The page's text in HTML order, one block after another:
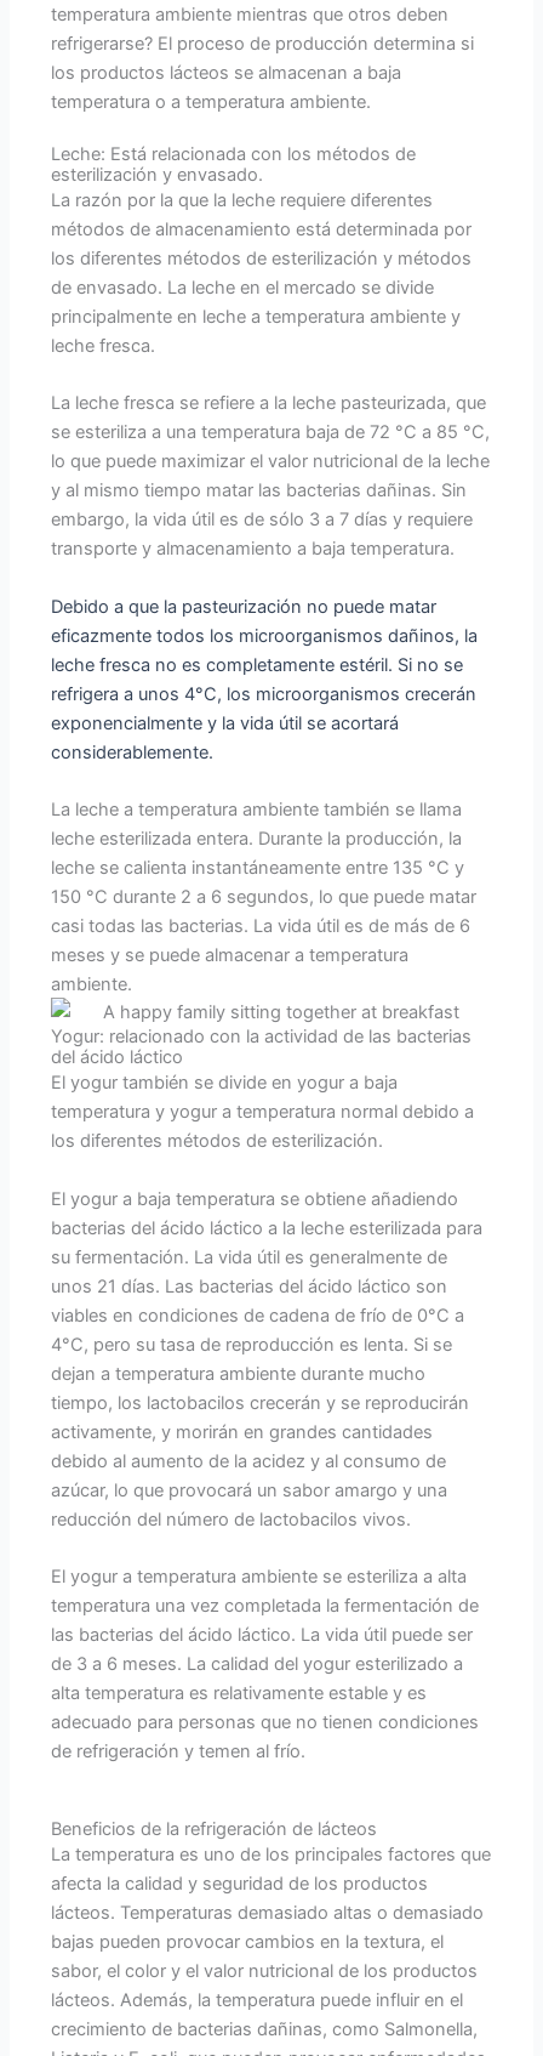
temperatura ambiente mientras que otros deben
refrigerarse? El proceso de producción determina si
los productos lácteos se almacenan a baja
temperatura o a temperatura ambiente.
Leche: Está relacionada con los métodos de
esterilización y envasado.
La razón por la que la leche requiere diferentes
métodos de almacenamiento está determinada por
los diferentes métodos de esterilización y métodos
de envasado. La leche en el mercado se divide
principalmente en leche a temperatura ambiente y
leche fresca.
La leche fresca se refiere a la leche pasteurizada, que
se esteriliza a una temperatura baja de 72 °C a 85 °C,
lo que puede maximizar el valor nutricional de la leche
y al mismo tiempo matar las bacterias dañinas. Sin
embargo, la vida útil es de sólo 3 a 7 días y requiere
transporte y almacenamiento a baja temperatura.
Debido a que la pasteurización no puede matar
eficazmente todos los microorganismos dañinos, la
leche fresca no es completamente estéril. Si no se
refrigera a unos 4°C, los microorganismos crecerán
exponencialmente y la vida útil se acortará
considerablemente.
La leche a temperatura ambiente también se llama
leche esterilizada entera. Durante la producción, la
leche se calienta instantáneamente entre 135 °C y
150 °C durante 2 a 6 segundos, lo que puede matar
casi todas las bacterias. La vida útil es de más de 6
meses y se puede almacenar a temperatura
ambiente.
Yogur: relacionado con la actividad de las bacterias
del ácido láctico
El yogur también se divide en yogur a baja
temperatura y yogur a temperatura normal debido a
los diferentes métodos de esterilización.
El yogur a baja temperatura se obtiene añadiendo
bacterias del ácido láctico a la leche esterilizada para
su fermentación. La vida útil es generalmente de
unos 21 días. Las bacterias del ácido láctico son
viables en condiciones de cadena de frío de 0°C a
4°C, pero su tasa de reproducción es lenta. Si se
dejan a temperatura ambiente durante mucho
tiempo, los lactobacilos crecerán y se reproducirán
activamente, y morirán en grandes cantidades
debido al aumento de la acidez y al consumo de
azúcar, lo que provocará un sabor amargo y una
reducción del número de lactobacilos vivos.
El yogur a temperatura ambiente se esteriliza a alta
temperatura una vez completada la fermentación de
las bacterias del ácido láctico. La vida útil puede ser
de 3 a 6 meses. La calidad del yogur esterilizado a
alta temperatura es relativamente estable y es
adecuado para personas que no tienen condiciones
de refrigeración y temen al frío.
Beneficios de la refrigeración de lácteos
La temperatura es uno de los principales factores que
afecta la calidad y seguridad de los productos
lácteos. Temperaturas demasiado altas o demasiado
bajas pueden provocar cambios en la textura, el
sabor, el color y el valor nutricional de los productos
lácteos. Además, la temperatura puede influir en el
crecimiento de bacterias dañinas, como Salmonella,